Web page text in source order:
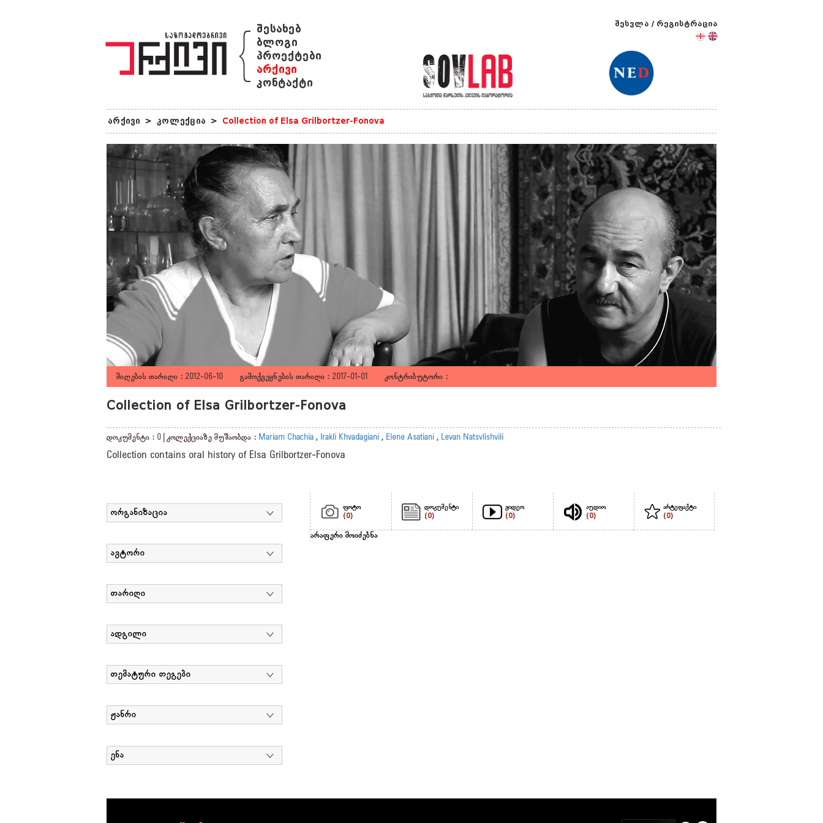
{ შესახებ
ბლოგი
პროექტები
არქივი
კონტაქტი
შესვლა / რეგისტრაცია
არქივი > კოლექცია > Collection of Elsa Grilbortzer-Fonova
მიღების თარიღი : 2012-06-10 გამოქვეყნების თარიღი : 2017-01-01 კონტრიბუტორი :
Collection of Elsa Grilbortzer-Fonova
დოკუმენტი : 0 | კოლექციაზე მუშაობდა : Mariam Chachia , Irakli Khvadagiani , Elene Asatiani , Levan Natsvlishvili
Collection contains oral history of Elsa Grilbortzer-Fonova
ორგანიზაცია
ავტორი
თარიღი
ადგილი
თემატური თეგები
ჟანრი
ენა
ფოტო
(0)
დოკუმენტი
(0)
ვიდეო
(0)
აუდიო
(0)
არტეფაქტი
(0)
არაფერი მოიძებნა